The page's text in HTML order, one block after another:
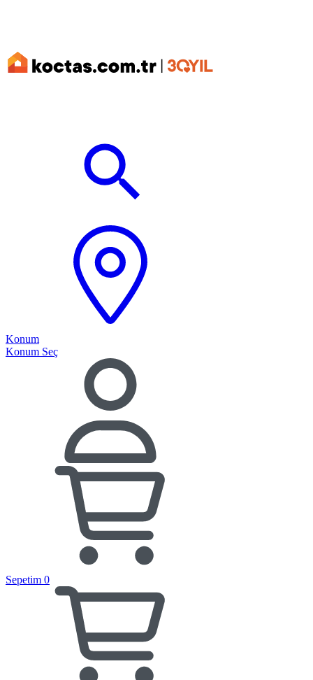
Konum
Konum Seç
Sepetim 0